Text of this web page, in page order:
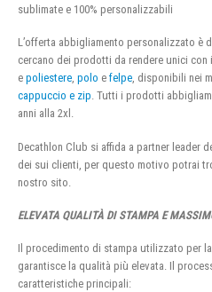
sublimate e 100% personalizzabili
L’offerta abbigliamento personalizzato è
cercano dei prodotti da rendere unici
e poliestere, polo e felpe, disponibili nei
cappuccio e zip. Tutti i prodotti
anni alla 2xl.
Decathlon Club si affida a partner leader
dei sui clienti, per questo motivo potrai
nostro sito.
ELEVATA QUALITÀ DI STAMPA E
Il procedimento di stampa utilizzato per
garantisce la qualità più elevata. Il
caratteristiche principali: